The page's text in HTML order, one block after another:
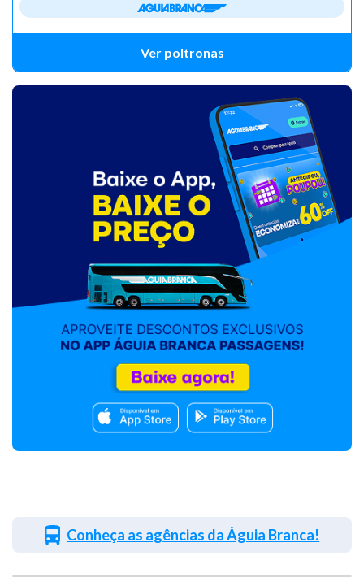
Ver poltronas
Conheça as agências da Águia Branca!